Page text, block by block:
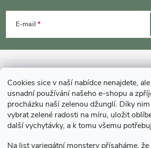
Cookies sice v naší nabídce nenajdete,
usnadní používání našeho e-shopu a
procházku naší zelenou džunglí. Díky
vybrat zelené radosti na míru, uložit
další vychytávky, a k tomu všemu
Na list variegátní monstery přísaháme,
p
a
E-mail
MOHLO BY VÁS ZAJÍMAT
O GARDNERS